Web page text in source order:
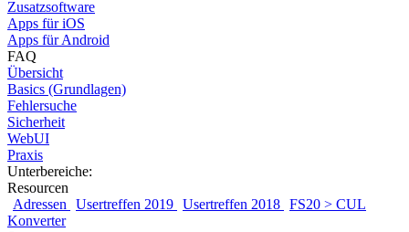
Zusatzsoftware
Apps für iOS
Apps für Android
FAQ
Übersicht
Basics (Grundlagen)
Fehlersuche
Sicherheit
WebUI
Praxis
Unterbereiche:
Resourcen
Adressen
Usertreffen 2019 Usertreffen 2018 FS20 > CUL
Konverter